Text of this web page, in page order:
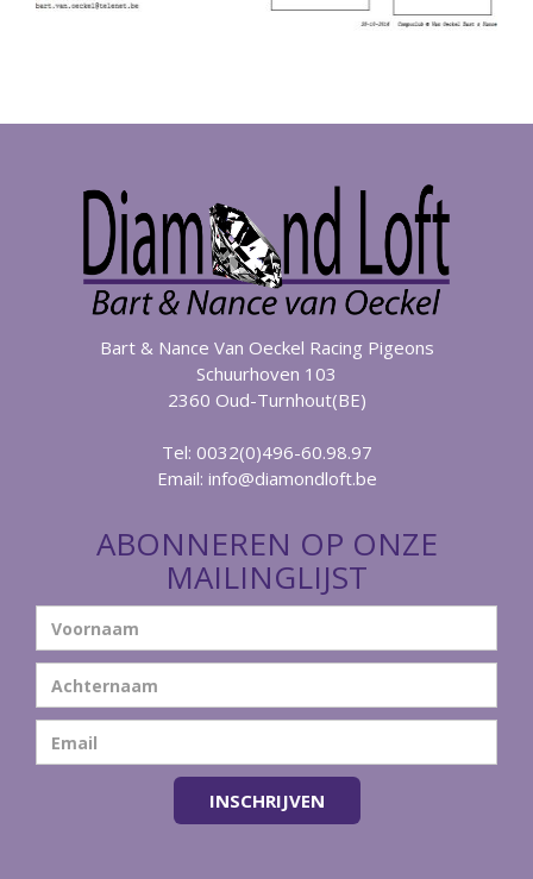
Bart & Nance Van Oeckel Racing Pigeons
Schuurhoven 103
2360 Oud-Turnhout(BE)
Tel: 0032(0)496-60.98.97
Email: info@diamondloft.be
ABONNEREN OP ONZE
MAILINGLIJST